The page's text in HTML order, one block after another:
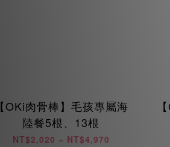
【OKi肉骨棒】毛孩專屬海
陸餐5根、13根
NT$2,020 ~ NT$4,970